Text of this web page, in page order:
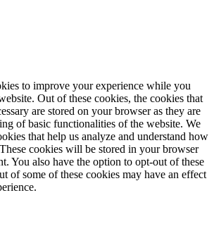
to improve your experience while you
Out of these cookies, the cookies that
are stored on your browser as they are
of basic functionalities of the website. We
that help us analyze and understand how
cookies will be stored in your browser
You also have the option to opt-out of these
of some of these cookies may have an effect